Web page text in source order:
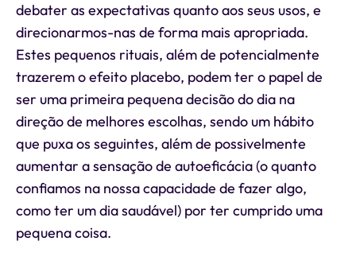
debater as expectativas quanto aos seus usos, e
direcionarmos-nas de forma mais apropriada.
Estes pequenos rituais, além de potencialmente
trazerem o efeito placebo, podem ter o papel de
ser uma primeira pequena decisão do dia na
direção de melhores escolhas, sendo um hábito
que puxa os seguintes, além de possivelmente
aumentar a sensação de autoeficácia (o quanto
confiamos na nossa capacidade de fazer algo,
como ter um dia saudável) por ter cumprido uma
pequena coisa.